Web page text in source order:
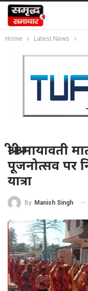
Home Latest News
श्री श्री
पूजनोत्सव पर
यात्रा
By Manish Singh